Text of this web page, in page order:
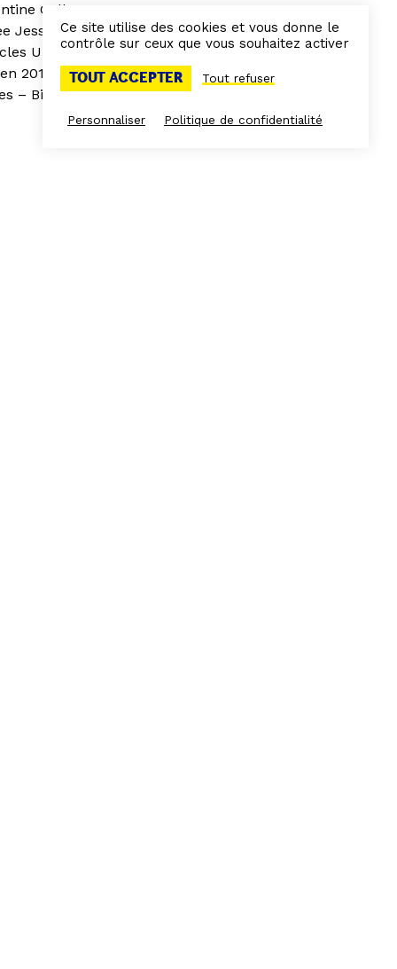
Gallery
Jesse
U.K Art
2017 et en
– Biennale
Ce site utilise des cookies et vous donne le
contrôle sur ceux que vous souhaitez activer
TOUT ACCEPTER Tout refuser
Personnaliser Politique de confidentialité